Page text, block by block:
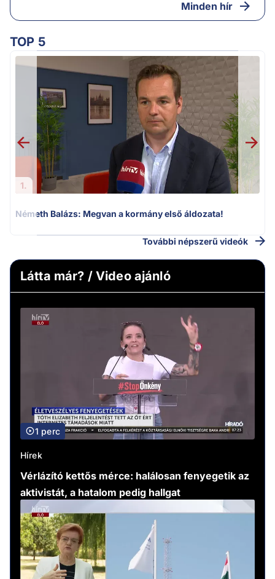
Minden hír
TOP 5
1.
Németh Balázs: Megvan a kormány első áldozata!
További népszerű videók
Látta már? / Video ajánló
1 perc
Hírek
Vérlázító kettős mérce: halálosan fenyegetik az
aktivistát, a hatalom pedig hallgat